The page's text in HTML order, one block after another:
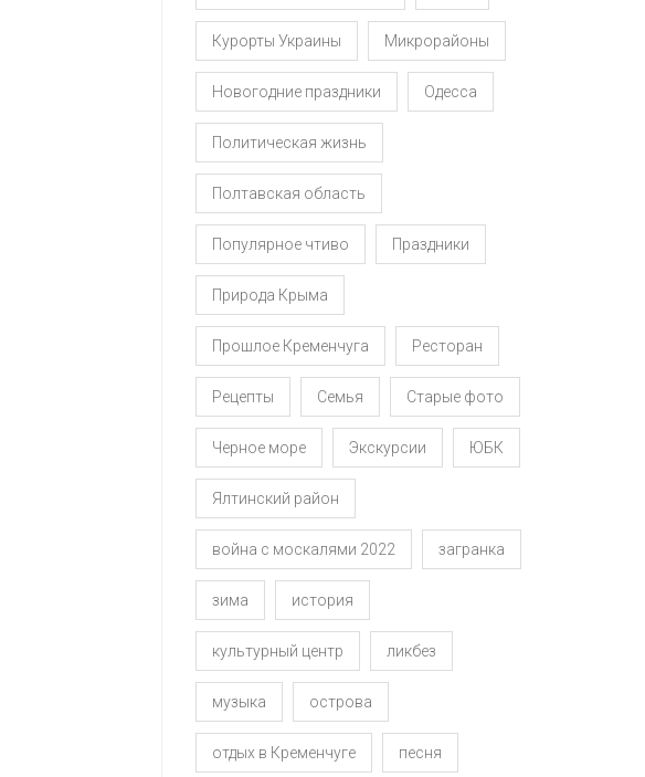
Курорты Украины Микрорайоны
Новогодние праздники Одесса
Политическая жизнь
Полтавская область
Популярное чтиво Праздники
Природа Крыма
Прошлое Кременчуга Ресторан
Рецепты Семья Старые фото
Черное море Экскурсии ЮБК
Ялтинский район
война с москалями 2022 загранка
зима история
культурный центр ликбез
музыка острова
отдых в Кременчуге песня